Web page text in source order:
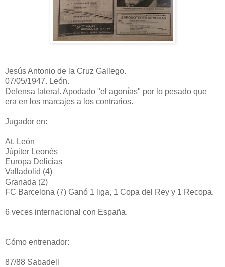
Jesús Antonio de la Cruz Gallego.
07/05/1947. León.
Defensa lateral. Apodado "el agonías" por lo pesado que
era en los marcajes a los contrarios.
Jugador en:
At. León
Júpiter Leonés
Europa Delicias
Valladolid (4)
Granada (2)
FC Barcelona (7) Ganó 1 liga, 1 Copa del Rey y 1 Recopa.
6 veces internacional con España.
Cómo entrenador:
87/88 Sabadell